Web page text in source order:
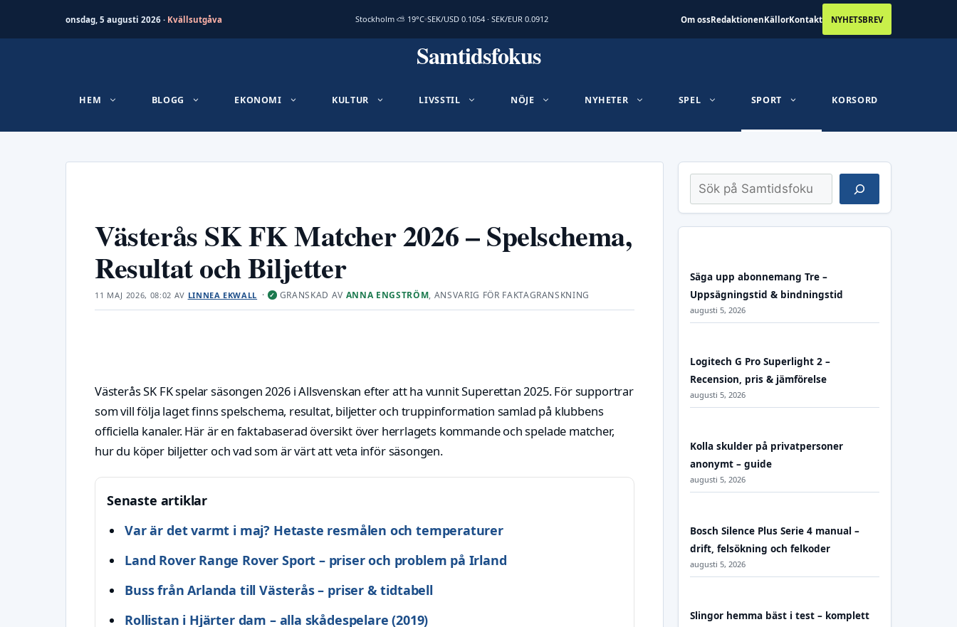
onsdag, 5 augusti 2026 · Kvällsutgåva Stockholm ⛅ 19°C SEK/USD 0.1054 · SEK/EUR 0.0912 Om ossRedaktionenKällorKontakt NYHETSBREV
Samtidsfokus
HEM BLOGG EKONOMI KULTUR LIVSSTIL NÖJE NYHETER SPEL SPORT KORSORD
Västerås SK FK Matcher 2026 – Spelschema,
Resultat och Biljetter
11 MAJ 2026, 08:02 AV LINNEA EKWALL · ✓ GRANSKAD AV ANNA ENGSTRÖM, ANSVARIG FÖR FAKTAGRANSKNING
Västerås SK FK spelar säsongen 2026 i Allsvenskan efter att ha vunnit Superettan 2025. För supportrar
som vill följa laget finns spelschema, resultat, biljetter och truppinformation samlad på klubbens
officiella kanaler. Här är en faktabaserad översikt över herrlagets kommande och spelade matcher,
hur du köper biljetter och vad som är värt att veta inför säsongen.
Senaste artiklar
Var är det varmt i maj? Hetaste resmålen och temperaturer
Land Rover Range Rover Sport – priser och problem på Irland
Buss från Arlanda till Västerås – priser & tidtabell
Rollistan i Hjärter dam – alla skådespelare (2019)
Sök
Säga upp abonnemang Tre –
Uppsägningstid & bindningstid
augusti 5, 2026
Logitech G Pro Superlight 2 –
Recension, pris & jämförelse
augusti 5, 2026
Kolla skulder på privatpersoner
anonymt – guide
augusti 5, 2026
Bosch Silence Plus Serie 4 manual –
drift, felsökning och felkoder
augusti 5, 2026
Slingor hemma bäst i test – komplett